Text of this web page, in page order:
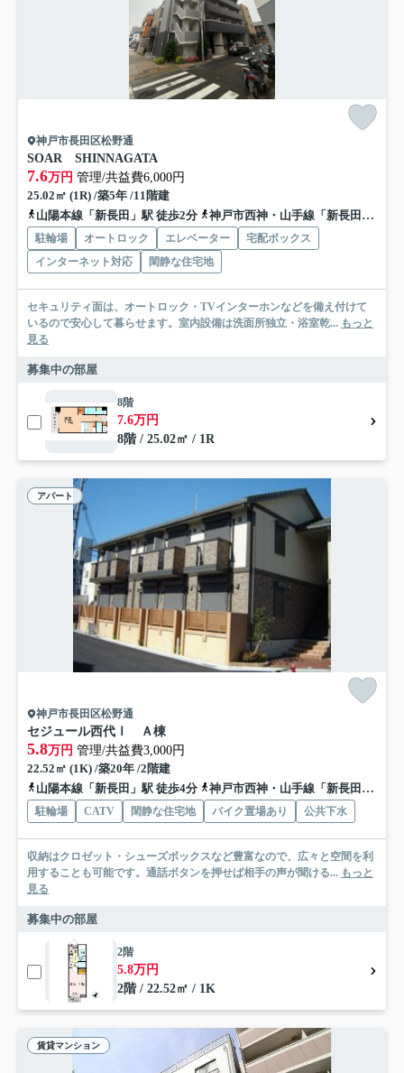
神戸市長田区松野通
SOAR SHINNAGATA
7.6万円 管理/共益費6,000円
25.02㎡ (1R) /築5年 /11階建
山陽本線「新長田」駅 徒歩2分
神戸市西神・山手線「新長田」駅 徒歩2分
駐輪場 オートロック エレベーター
宅配ボックス
インターネット対応
閑静な住宅地
セキュリティ面は、オートロック・TVインターホンなどを備え付けて
いるので安心して暮らせます。室内設備は洗面所独立・浴室乾... もっと
見る
募集中の部屋
8階
7.6万円
8階 / 25.02㎡ / 1R
アパート
神戸市長田区松野通
セジュール西代Ⅰ Ａ棟
5.8万円 管理/共益費3,000円
22.52㎡ (1K) /築20年 /2階建
山陽本線「新長田」駅 徒歩4分
神戸市西神・山手線「新長田」駅 徒歩4分
駐輪場 CATV 閑静な住宅地 バイク置場あり 公共下水
収納はクロゼット・シューズボックスなど豊富なので、広々と空間を利
用することも可能です。通話ボタンを押せば相手の声が聞ける... もっと
見る
募集中の部屋
2階
5.8万円
2階 / 22.52㎡ / 1K
賃貸マンション